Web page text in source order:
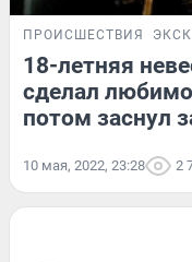
ПРОИСШЕСТВИЯ
18-летняя
сделал
потом заснул
10 мая, 2022, 23:28 2